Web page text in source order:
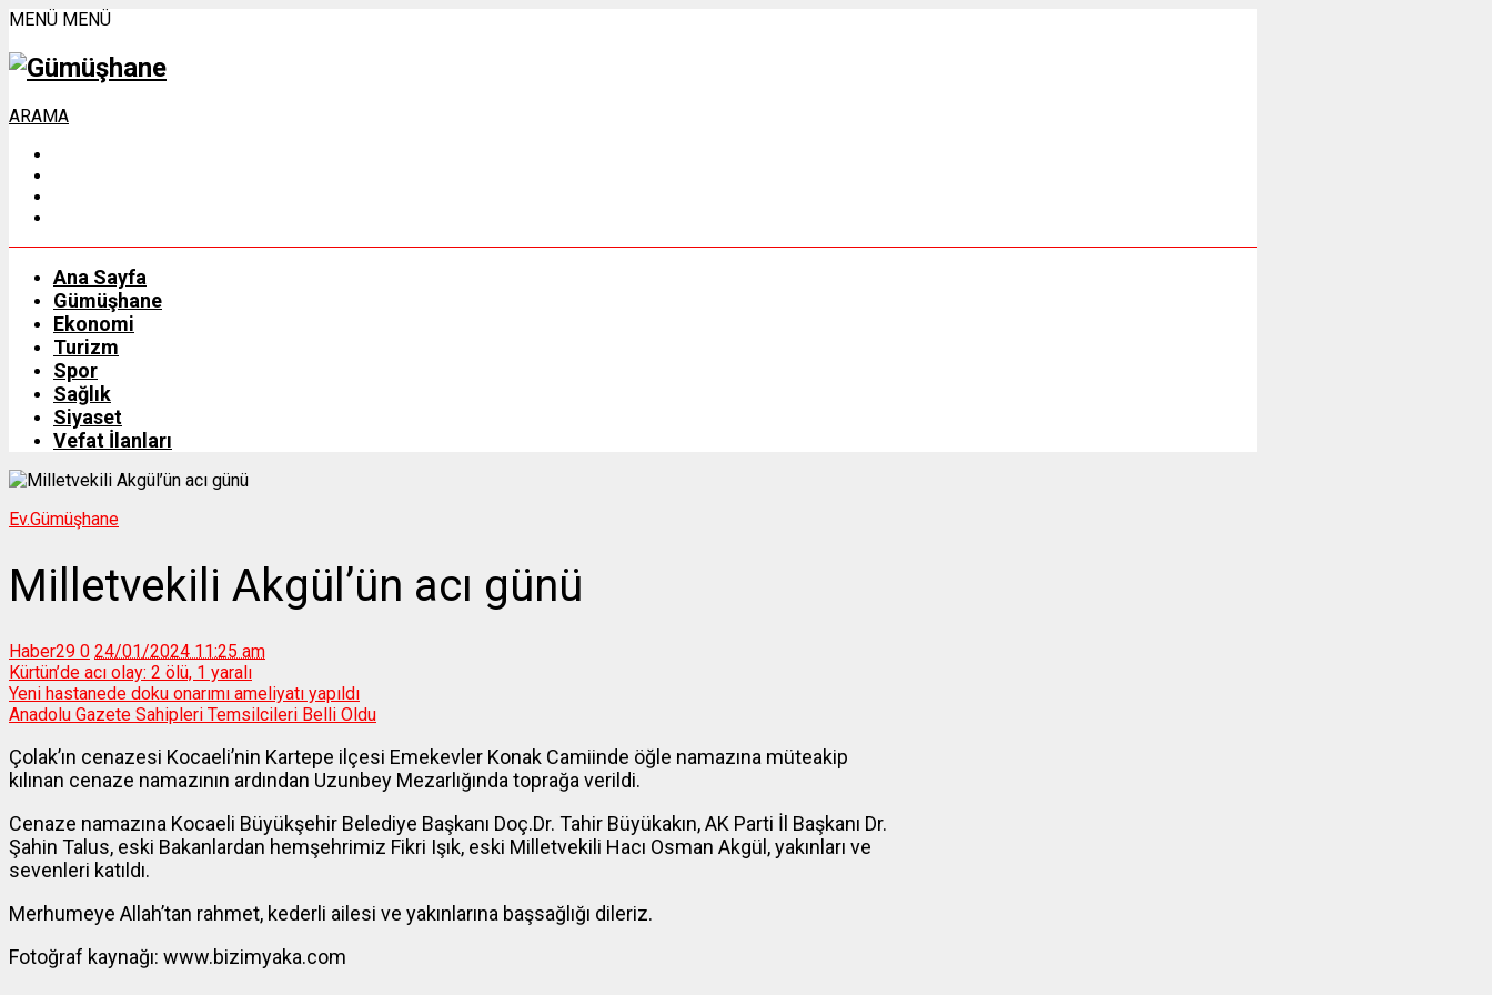
MENÜ MENÜ
ARAMA
Ana Sayfa
Gümüşhane
Ekonomi
Turizm
Spor
Sağlık
Siyaset
Vefat İlanları
Ev.Gümüşhane
Milletvekili Akgül’ün acı günü
Haber29 0 24/01/2024 11:25 am
Kürtün’de acı olay: 2 ölü, 1 yaralı
Yeni hastanede doku onarımı ameliyatı yapıldı
Anadolu Gazete Sahipleri Temsilcileri Belli Oldu
Çolak’ın cenazesi Kocaeli’nin Kartepe ilçesi Emekevler Konak Camiinde öğle namazına müteakip
kılınan cenaze namazının ardından Uzunbey Mezarlığında toprağa verildi.
Cenaze namazına Kocaeli Büyükşehir Belediye Başkanı Doç.Dr. Tahir Büyükakın, AK Parti İl Başkanı Dr.
Şahin Talus, eski Bakanlardan hemşehrimiz Fikri Işık, eski Milletvekili Hacı Osman Akgül, yakınları ve
sevenleri katıldı.
Merhumeye Allah’tan rahmet, kederli ailesi ve yakınlarına başsağlığı dileriz.
Fotoğraf kaynağı: www.bizimyaka.com